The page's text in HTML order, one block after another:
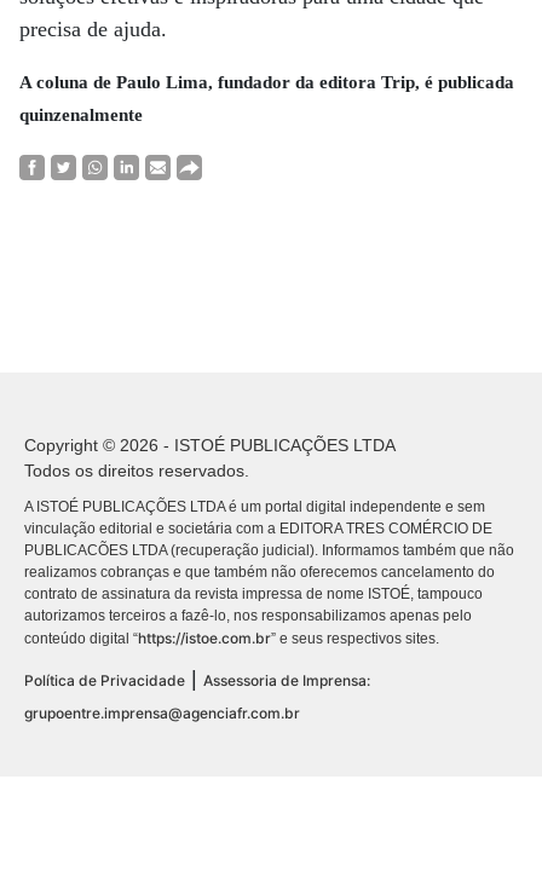
precisa de ajuda.
A coluna de Paulo Lima, fundador da editora Trip, é publicada
quinzenalmente
Copyright © 2026 - ISTOÉ PUBLICAÇÕES LTDA
Todos os direitos reservados.
A ISTOÉ PUBLICAÇÕES LTDA é um portal digital independente e sem
vinculação editorial e societária com a EDITORA TRES COMÉRCIO DE
PUBLICACÕES LTDA (recuperação judicial). Informamos também que não
realizamos cobranças e que também não oferecemos cancelamento do
contrato de assinatura da revista impressa de nome ISTOÉ, tampouco
autorizamos terceiros a fazê-lo, nos responsabilizamos apenas pelo
conteúdo digital “https://istoe.com.br” e seus respectivos sites.
Política de Privacidade
Assessoria de Imprensa:
grupoentre.imprensa@agenciafr.com.br